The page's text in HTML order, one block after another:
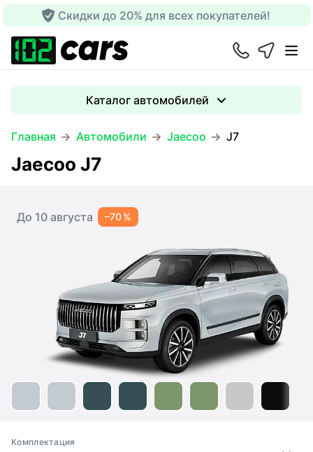
Скидки до 20% для всех покупателей!
Главная Автомобили Jaecoo J7
Каталог автомобилей
Jaecoo J7
До 10 августа –70 %
Комплектация